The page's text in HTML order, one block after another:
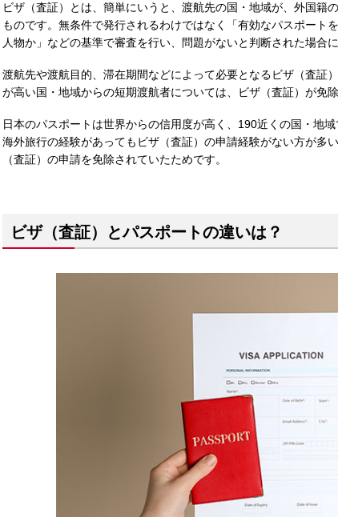
ビザ（査証）とは、簡単にいうと、渡航先の国・地域が、外国籍
ものです。無条件で発行されるわけではなく「有効なパスポート
人物か」などの基準で審査を行い、問題がないと判断された場合に
渡航先や渡航目的、滞在期間などによって必要となるビザ（査証
が高い国・地域からの短期渡航者については、ビザ（査証）が免
日本のパスポートは世界からの信用度が高く、190近くの国・地域
海外旅行の経験があってもビザ（査証）の申請経験がない方が多
（査証）の申請を免除されていたためです。
ビザ（査証）とパスポートの違いは？